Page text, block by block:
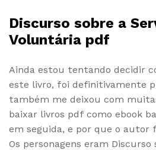
Discurso sobre a
Voluntária pdf
Ainda estou tentando decidir
este livro, foi definitivamente
também me deixou com
baixar livros pdf como ebook
em seguida, e por que o autor
Os personagens eram Discurso